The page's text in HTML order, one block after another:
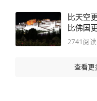
比天空
比佛国
记十
2741 阅读
查看更